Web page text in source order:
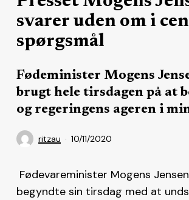
svarer uden om i
spørgsmål
Fødeminister Mogens
brugt hele tirsdagen på at
og regeringens ageren i
ritzau 10/11/2020
Fødevareminister Mogens
begyndte sin tirsdag med at